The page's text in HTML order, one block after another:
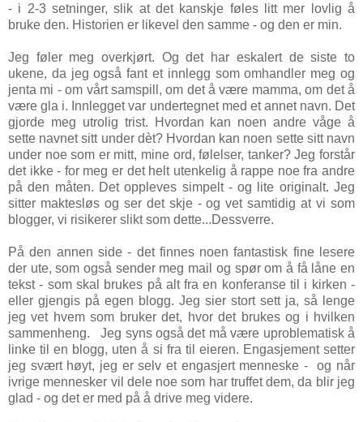
- i 2-3 setninger, slik at det kanskje føles litt mer lovlig å
bruke den. Historien er likevel den samme - og den er min.
Jeg føler meg overkjørt. Og det har eskalert de siste to
ukene, da jeg også fant et innlegg som omhandler meg og
jenta mi - om vårt samspill, om det å være mamma, om det å
være gla i. Innlegget var undertegnet med et annet navn. Det
gjorde meg utrolig trist. Hvordan kan noen andre våge å
sette navnet sitt under dèt? Hvordan kan noen sette sitt navn
under noe som er mitt, mine ord, følelser, tanker? Jeg forstår
det ikke - for meg er det helt utenkelig å rappe noe fra andre
på den måten. Det oppleves simpelt - og lite originalt. Jeg
sitter maktesløs og ser det skje - og vet samtidig at vi som
blogger, vi risikerer slikt som dette...Dessverre.
På den annen side - det finnes noen fantastisk fine lesere
der ute, som også sender meg mail og spør om å få låne en
tekst - som skal brukes på alt fra en konferanse til i kirken -
eller gjengis på egen blogg. Jeg sier stort sett ja, så lenge
jeg vet hvem som bruker det, hvor det brukes og i hvilken
sammenheng. Jeg syns også det må være uproblematisk å
linke til en blogg, uten å si fra til eieren. Engasjement setter
jeg svært høyt, jeg er selv et engasjert menneske - og når
ivrige mennesker vil dele noe som har truffet dem, da blir jeg
glad - og det er med på å drive meg videre.